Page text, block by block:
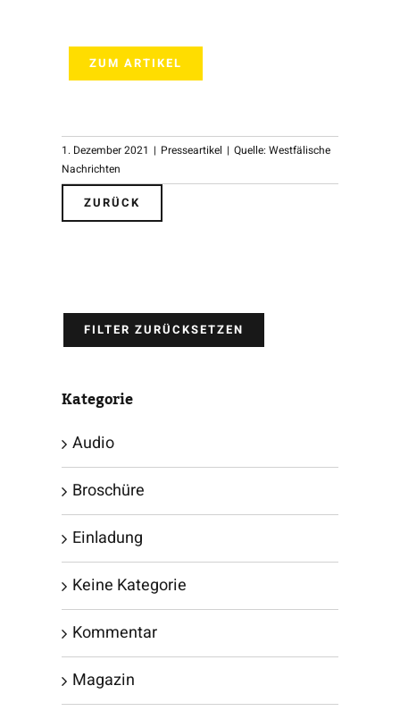
ZUM ARTIKEL
1. Dezember 2021 | Presseartikel | Quelle: Westfälische
Nachrichten
ZURÜCK
FILTER ZURÜCKSETZEN
Kategorie
Audio
Broschüre
Einladung
Keine Kategorie
Kommentar
Magazin